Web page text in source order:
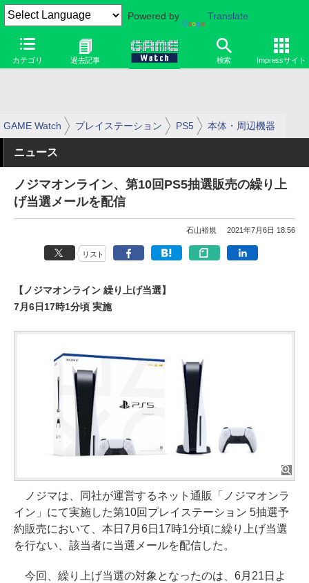
Powered by Translate
カテゴリ 過去記事 検索 Impressサイト
GAME Watch プレイステーション PS5 本体・周辺機器
ニュース
ノジマオンライン、第10回PS5抽選販売の繰り上
げ当選メールを配信
石山裕規 2021年7月6日 18:56
リスト
【ノジマオンライン 繰り上げ当選】
7月6日17時1分頃 実施
ノジマは、同社が運営するネット通販「ノジマオンラ
イン」にて実施した第10回プレイステーション 5抽選予
約販売において、本日7月6日17時1分頃に繰り上げ当選
を行ない、該当者に当選メールを配信した。
今回、繰り上げ当選の対象となったのは、6月21日よ